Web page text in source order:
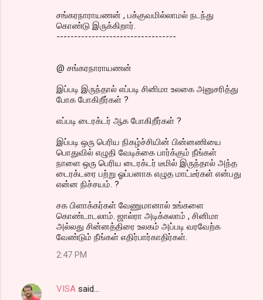
சங்கரநாராயணன் , பக்குவமில்லாமல் நடந்து
கொண்டு இருக்கிறார்.
----------------------------------
@ சங்கரநாராயணன்
இப்படி இருந்தால் எப்படி சினிமா உலகை அனுசரித்து
போக போகிறீர்கள் ?
எப்படி டைரக்டர் ஆக போகிறீர்கள் ?
இப்படி ஒரு பெரிய நிகழ்ச்சியின் பின்னணியை
பொதுவில் எழுதி வேடிக்கை பார்க்கும் நீங்கள்
நாளை ஒரு பெரிய டைரக்டர் டீமில் இருந்தால் அந்த
டைரக்டரை பற்று ஓப்பனாக எழுத மாட்டீர்கள் என்பது
என்ன நிச்சயம். ?
சக பிளாக்கர்கள் வேணுமானால் உங்களை
கொண்டாடலாம். ஜால்ரா அடிக்கலாம் , சினிமா
அல்லது சின்னத்திரை உலகம் அப்படி வரவேற்க
வேண்டும் நீங்கள் எதிர்பார்காதிர்கள்.
2:47 PM
VISA said…